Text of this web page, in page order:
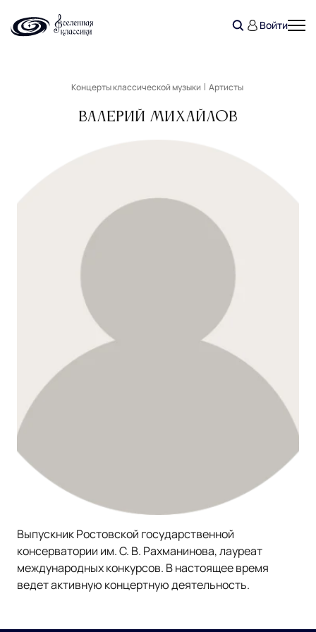
Войти
Концерты классической музыки Артисты
Валерий Михайлов
Выпускник Ростовской государственной
консерватории им. С. В. Рахманинова, лауреат
международных конкурсов. В настоящее время
ведет активную концертную деятельность.